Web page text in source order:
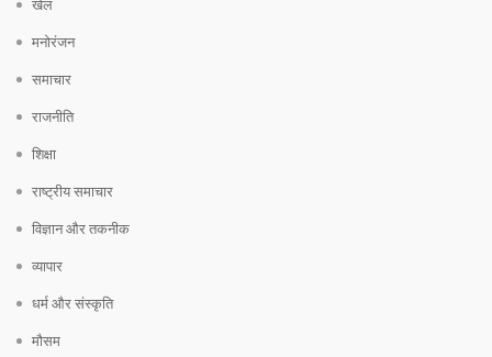
खेल
मनोरंजन
समाचार
राजनीति
शिक्षा
राष्ट्रीय समाचार
विज्ञान और तकनीक
व्यापार
धर्म और संस्कृति
मौसम